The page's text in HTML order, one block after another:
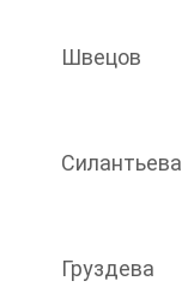
Швецов
Силантьева
Груздева